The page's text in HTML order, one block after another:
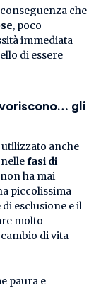
che
, poco
immediata
di essere
gli
utilizzato anche
fasi di
ha mai
piccolissima
esclusione e il
molto
di vita
paura e